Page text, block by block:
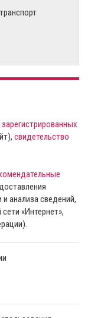
свидетельство
анализа сведений,
«Интернет»,